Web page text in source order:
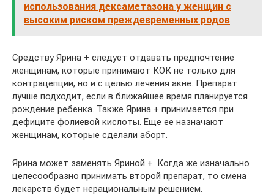
использования дексаметазона у женщин с
высоким риском преждевременных родов
Средству Ярина + следует отдавать предпочтение
женщинам, которые принимают КОК не только для
контрацепции, но и с целью лечения акне. Препарат
лучше подходит, если в ближайшее время планируется
рождение ребенка. Также Ярина + принимается при
дефиците фолиевой кислоты. Еще ее назначают
женщинам, которые сделали аборт.
Ярина может заменять Яриной +. Когда же изначально
целесообразно принимать второй препарат, то смена
лекарств будет нерациональным решением.